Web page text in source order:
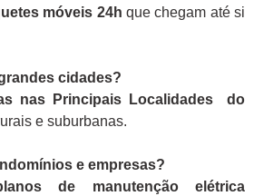
móveis 24h que chegam até si
cidades?
nas Principais Localidades do
e suburbanas.
e empresas?
de manutenção elétrica